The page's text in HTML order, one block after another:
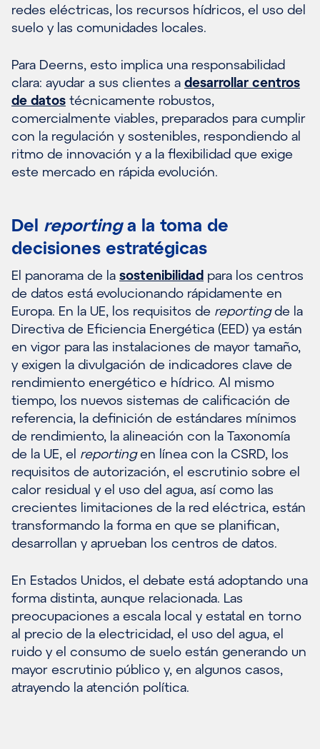
redes eléctricas, los recursos hídricos, el uso del
suelo y las comunidades locales.
Para Deerns, esto implica una responsabilidad
clara: ayudar a sus clientes a desarrollar centros
de datos técnicamente robustos,
comercialmente viables, preparados para cumplir
con la regulación y sostenibles, respondiendo al
ritmo de innovación y a la flexibilidad que exige
este mercado en rápida evolución.
Del reportinga la toma de
decisiones estratégicas
El panorama de la sostenibilidad para los centros
de datos está evolucionando rápidamente en
Europa. En la UE, los requisitos de reportingde la
Directiva de Eficiencia Energética (EED) ya están
en vigor para las instalaciones de mayor tamaño,
y exigen la divulgación de indicadores clave de
rendimiento energético e hídrico. Al mismo
tiempo, los nuevos sistemas de calificación de
referencia, la definición de estándares mínimos
de rendimiento, la alineación con la Taxonomía
de la UE, el reportingen línea con la CSRD, los
requisitos de autorización, el escrutinio sobre el
calor residual y el uso del agua, así como las
crecientes limitaciones de la red eléctrica, están
transformando la forma en que se planifican,
desarrollan y aprueban los centros de datos.
En Estados Unidos, el debate está adoptando una
forma distinta, aunque relacionada. Las
preocupaciones a escala local y estatal en torno
al precio de la electricidad, el uso del agua, el
ruido y el consumo de suelo están generando un
mayor escrutinio público y, en algunos casos,
atrayendo la atención política.